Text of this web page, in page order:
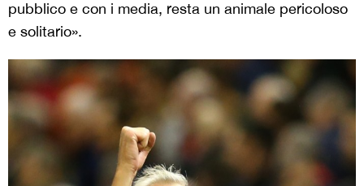
pubblico e con i media, resta un animale pericoloso
e solitario».